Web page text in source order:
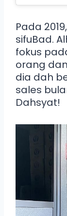
Pada
sifuBad.
fokus
orang
dia dah
sales
Dahsyat!